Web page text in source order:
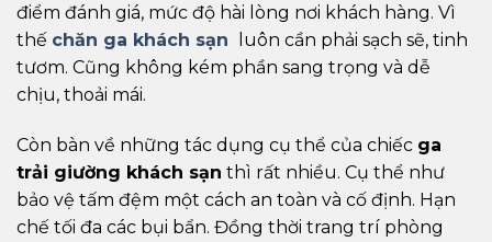
điểm đánh giá, mức độ hài lòng nơi khách hàng. Vì
thế chăn ga khách sạn
luôn cần phải sạch sẽ, tinh
tươm. Cũng không kém phần sang trọng và dễ
chịu, thoải mái.
Còn bàn về những tác dụng cụ thể của chiếc ga
trải giường khách sạn thì rất nhiều. Cụ thể như
bảo vệ tấm đệm một cách an toàn và cố định. Hạn
chế tối đa các bụi bẩn. Đồng thời trang trí phòng